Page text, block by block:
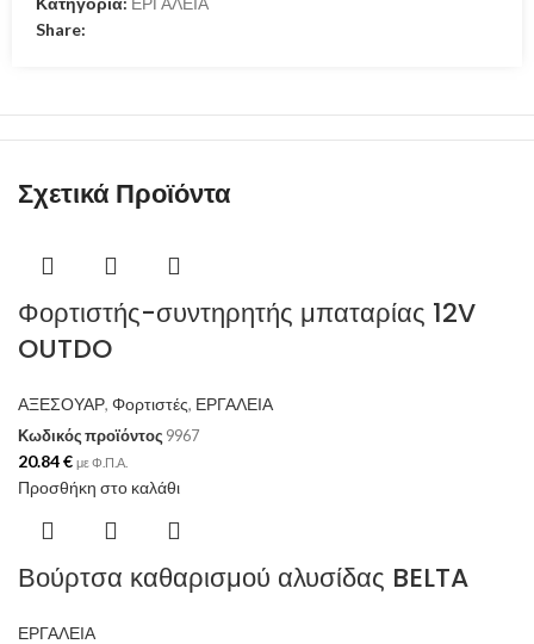
Share:
Σχετικά Προϊόντα
Φορτιστής-συντηρητής μπαταρίας 12V
OUTDO
ΑΞΕΣΟΥΑΡ, Φορτιστές, ΕΡΓΑΛΕΙΑ
Κωδικός προϊόντος 9967
20.84€ με Φ.Π.Α.
Προσθήκη στο καλάθι
Βούρτσα καθαρισμού αλυσίδας BELTA
ΕΡΓΑΛΕΙΑ